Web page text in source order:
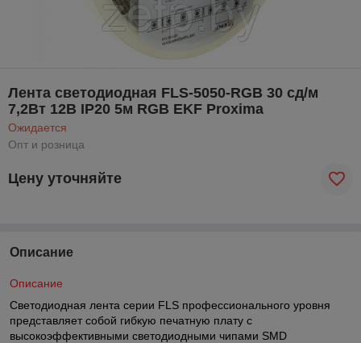
Лента светодиодная FLS-5050-RGB 30 сд/м
7,2Вт 12В IP20 5м RGB EKF Proxima
Ожидается
Опт и розница
Цену уточняйте
Описание
Описание
Светодиодная лента серии FLS профессионального уровня
представляет собой гибкую печатную плату с
высокоэффективными светодиодными чипами SMD